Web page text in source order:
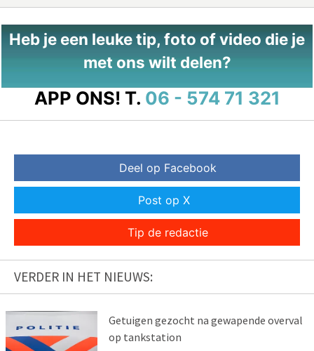
Heb je een leuke tip, foto of video die je
met ons wilt delen?
APP ONS! T. 06 - 574 71 321
Deel op Facebook
Post op X
Tip de redactie
VERDER IN HET NIEUWS:
Getuigen gezocht na gewapende overval
op tankstation